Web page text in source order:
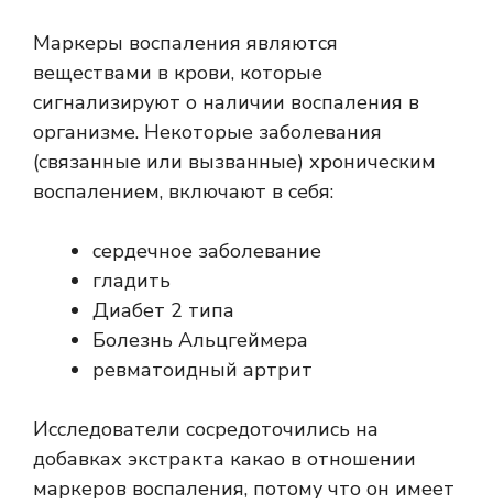
Маркеры воспаления являются
веществами в крови, которые
сигнализируют о наличии воспаления в
организме. Некоторые заболевания
(связанные или вызванные) хроническим
воспалением, включают в себя:
сердечное заболевание
гладить
Диабет 2 типа
Болезнь Альцгеймера
ревматоидный артрит
Исследователи сосредоточились на
добавках экстракта какао в отношении
маркеров воспаления, потому что он имеет